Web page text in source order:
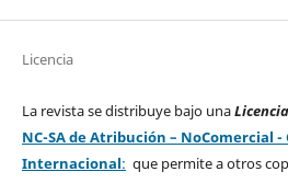
Licencia
La revista se distribuye bajo una
NC-SA de Atribución – NoComercial
Internacional: que permite a otros